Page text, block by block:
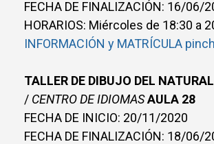
FECHA DE FINALIZACIÓN: 16/06/
HORARIOS: Miércoles de 18:30 a
INFORMACIÓN y MATRÍCULA
TALLER DE DIBUJO DEL
/ CENTRO DE IDIOMASAULA 28
FECHA DE INICIO: 20/11/2020
FECHA DE FINALIZACIÓN: 18/06/